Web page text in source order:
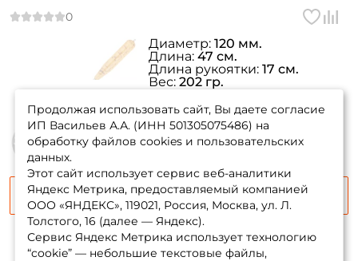
наличии
Сообщить о поступлении
Диаметр: 120 мм.
Длина: 47 см.
Длина рукоятки: 17 см.
Вес: 202 гр.
Материал:
Продолжая использовать сайт, Вы даете согласие
ИП Васильев А.А. (ИНН 501305075486) на
обработку файлов cookies и пользовательских
данных.
Этот сайт использует сервис веб-аналитики
Яндекс Метрика, предоставляемый компанией
ООО «ЯНДЕКС», 119021, Россия, Москва, ул. Л.
Толстого, 16 (далее — Яндекс).
Сервис Яндекс Метрика использует технологию
“cookie” — небольшие текстовые файлы,